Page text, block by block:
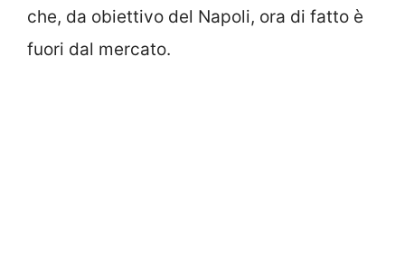
che, da obiettivo del Napoli, ora di fatto è
fuori dal mercato.